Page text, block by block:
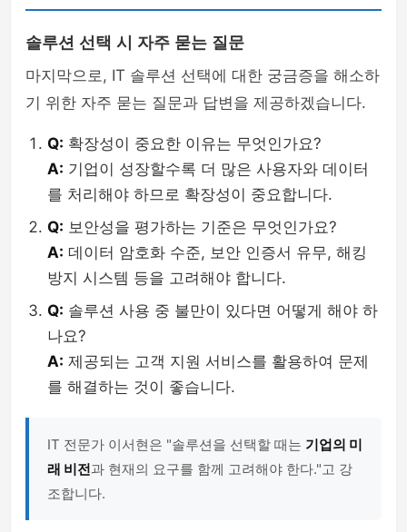
솔루션 선택 시 자주 묻는 질문
마지막으로, IT 솔루션 선택에 대한 궁금증을 해소하
기 위한 자주 묻는 질문과 답변을 제공하겠습니다.
Q: 확장성이 중요한 이유는 무엇인가요?
A: 기업이 성장할수록 더 많은 사용자와 데이터
를 처리해야 하므로 확장성이 중요합니다.
Q: 보안성을 평가하는 기준은 무엇인가요?
A: 데이터 암호화 수준, 보안 인증서 유무, 해킹
방지 시스템 등을 고려해야 합니다.
Q: 솔루션 사용 중 불만이 있다면 어떻게 해야 하
나요?
A: 제공되는 고객 지원 서비스를 활용하여 문제
를 해결하는 것이 좋습니다.
IT 전문가 이서현은 "솔루션을 선택할 때는 기업의 미
래 비전과 현재의 요구를 함께 고려해야 한다."고 강
조합니다.